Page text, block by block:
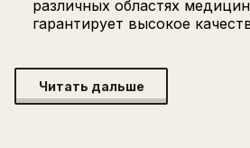
различных областях
гарантирует высокое
Читать дальше